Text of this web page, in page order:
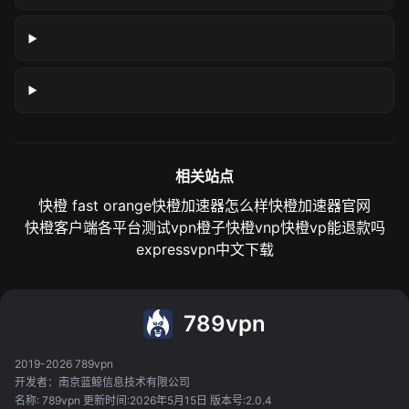
相关站点
快橙 fast orange快橙加速器怎么样快橙加速器官网
快橙客户端各平台测试vpn橙子快橙vnp快橙vp能退款吗
expressvpn中文下载
789vpn
2019-2026 789vpn
开发者：南京蓝鲸信息技术有限公司
名称: 789vpn 更新时间:2026年5月15日 版本号:2.0.4